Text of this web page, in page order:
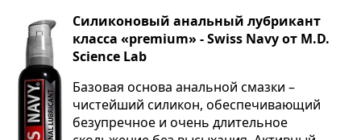
Силиконовый анальный лубрикант
класса «premium» - Swiss Navy от M.D.
Science Lab
Базовая основа анальной смазки –
чистейший силикон, обеспечивающий
безупречное и очень длительное